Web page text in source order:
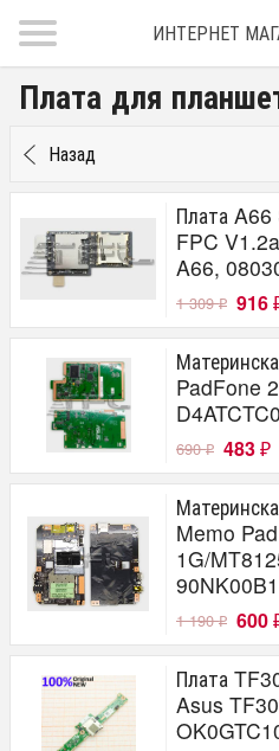
ИНТЕРНЕТ
Плата для
Назад
Плата
FPC
A66,
1 309₽ 916
PadFone
690₽ 483 ₽
Memo
1G/
1 190₽ 600
Плата
Asus